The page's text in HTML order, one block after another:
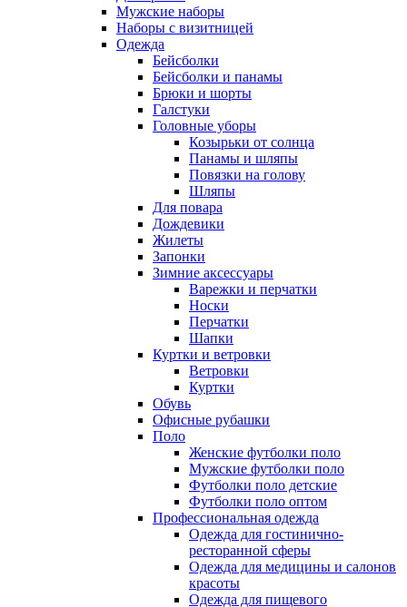
Мужские наборы
Наборы с визитницей
Одежда
Бейсболки
Бейсболки и панамы
Брюки и шорты
Галстуки
Головные уборы
Козырьки от солнца
Панамы и шляпы
Повязки на голову
Шляпы
Для повара
Дождевики
Жилеты
Запонки
Зимние аксессуары
Варежки и перчатки
Носки
Перчатки
Шапки
Куртки и ветровки
Ветровки
Куртки
Обувь
Офисные рубашки
Поло
Женские футболки поло
Мужские футболки поло
Футболки поло детские
Футболки поло оптом
Профессиональная одежда
Одежда для гостинично-
ресторанной сферы
Одежда для медицины и салонов
красоты
Одежда для пищевого